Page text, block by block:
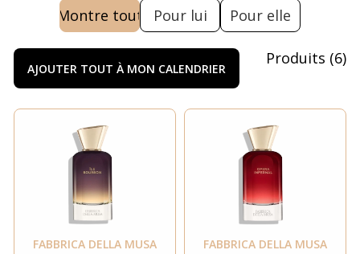
Montre tout Pour lui Pour elle
AJOUTER TOUT À MON CALENDRIER
Produits (6)
FABBRICA DELLA MUSA FABBRICA DELLA MUSA